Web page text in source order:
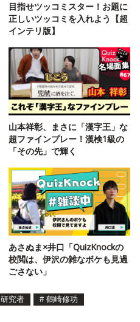
目指せツッコミスター！お題に
正しいツッコミを入れよう【超
インテリ版】
山本祥彰、まさに「漢字王」な
超ファインプレー！漢検1級の
「その先」で輝く
あさぬま×井口「QuizKnockの
校閲は、伊沢の雑なボケも見過
ごさない」
研究者 # 鶴崎修功